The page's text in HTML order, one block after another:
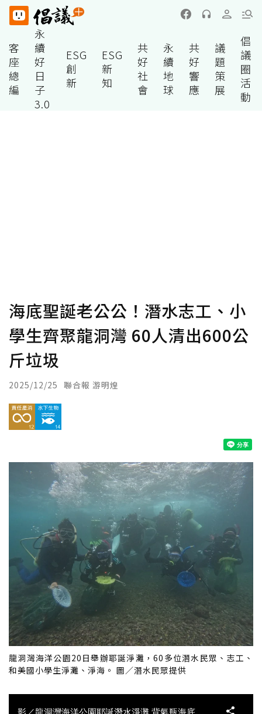
客
座
總
編
永
續
好
日
子
3.0
ESG
創
新
ESG
新
知
共
好
社
會
永
續
地
球
共
好
響
應
議
題
策
展
倡
議
圈
活
動
海底聖誕老公公！潛水志工、小
學生齊聚龍洞灣 60人清出600公
斤垃圾
2025/12/25 聯合報 游明煌
龍洞灣海洋公園20日舉辦耶誕淨灘，60多位潛水民眾、志工、
和美國小學生淨灘、淨海。 圖／潛水民眾提供